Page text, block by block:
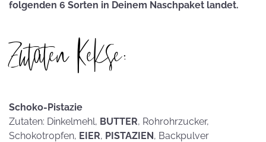
folgenden 6 Sorten in Deinem Naschpaket landet.
Zutaten Kekse:
Schoko-Pistazie
Zutaten: Dinkelmehl, BUTTER, Rohrohrzucker,
Schokotropfen, EIER, PISTAZIEN, Backpulver